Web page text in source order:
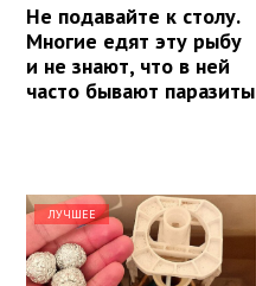
Не подавайте к столу.
Многие едят эту рыбу
и не знают, что в ней
часто бывают паразиты
ЛУЧШЕЕ